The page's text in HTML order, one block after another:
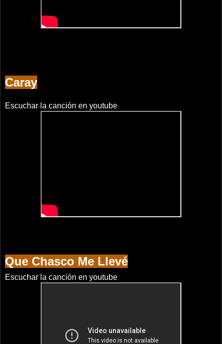
Caray
Escuchar la canción en youtube
Que Chasco Me Llevé
Escuchar la canción en youtube